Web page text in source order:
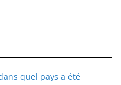
quel pays a été